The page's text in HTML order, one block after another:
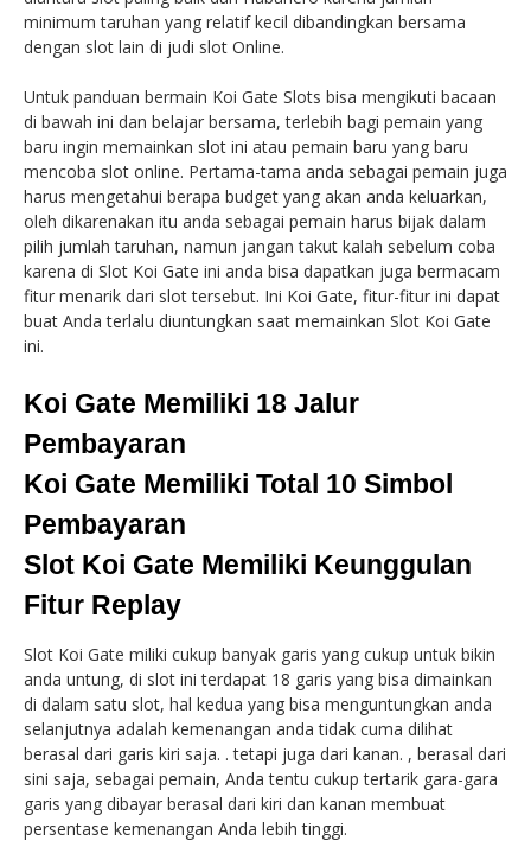
minimum taruhan yang relatif kecil dibandingkan bersama
dengan slot lain di judi slot Online.
Untuk panduan bermain Koi Gate Slots bisa mengikuti bacaan
di bawah ini dan belajar bersama, terlebih bagi pemain yang
baru ingin memainkan slot ini atau pemain baru yang baru
mencoba slot online. Pertama-tama anda sebagai pemain juga
harus mengetahui berapa budget yang akan anda keluarkan,
oleh dikarenakan itu anda sebagai pemain harus bijak dalam
pilih jumlah taruhan, namun jangan takut kalah sebelum coba
karena di Slot Koi Gate ini anda bisa dapatkan juga bermacam
fitur menarik dari slot tersebut. Ini Koi Gate, fitur-fitur ini dapat
buat Anda terlalu diuntungkan saat memainkan Slot Koi Gate
ini.
Koi Gate Memiliki 18 Jalur
Pembayaran
Koi Gate Memiliki Total 10 Simbol
Pembayaran
Slot Koi Gate Memiliki Keunggulan
Fitur Replay
Slot Koi Gate miliki cukup banyak garis yang cukup untuk bikin
anda untung, di slot ini terdapat 18 garis yang bisa dimainkan
di dalam satu slot, hal kedua yang bisa menguntungkan anda
selanjutnya adalah kemenangan anda tidak cuma dilihat
berasal dari garis kiri saja. . tetapi juga dari kanan. , berasal dari
sini saja, sebagai pemain, Anda tentu cukup tertarik gara-gara
garis yang dibayar berasal dari kiri dan kanan membuat
persentase kemenangan Anda lebih tinggi.